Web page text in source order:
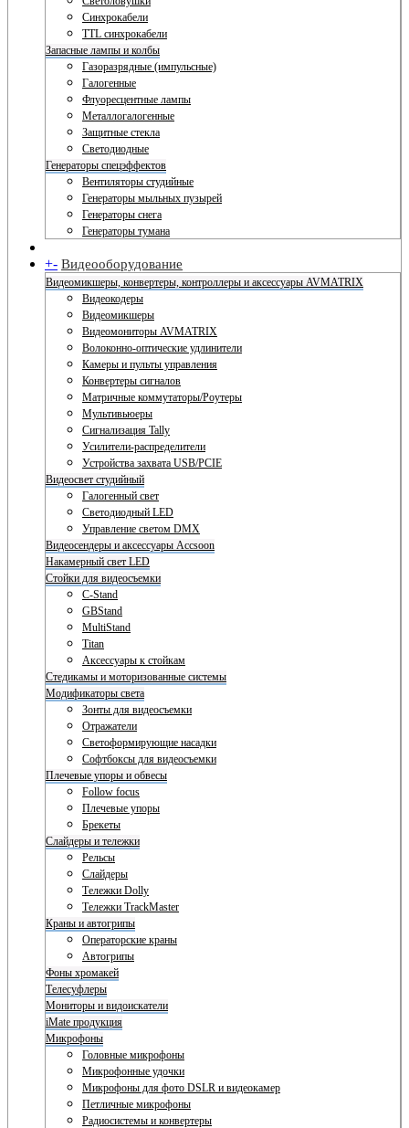
Синхрокабели
TTL синхрокабели
Запасные лампы и колбы
Газоразрядные (импульсные)
Галогенные
Флуоресцентные лампы
Металлогалогенные
Защитные стекла
Светодиодные
Генераторы спецэффектов
Вентиляторы студийные
Генераторы мыльных пузырей
Генераторы снега
Генераторы тумана
+- Видеооборудование
Видеомикшеры, конвертеры, контроллеры и аксессуары AVMATRIX
Видеокодеры
Видеомикшеры
Видеомониторы AVMATRIX
Волоконно-оптические удлинители
Камеры и пульты управления
Конвертеры сигналов
Матричные коммутаторы/Роутеры
Мультивьюеры
Сигнализация Tally
Усилители-распределители
Устройства захвата USB/PCIE
Видеосвет студийный
Галогенный свет
Светодиодный LED
Управление светом DMX
Видеосендеры и аксессуары Accsoon
Накамерный свет LED
Стойки для видеосъемки
C-Stand
GBStand
MultiStand
Titan
Аксессуары к стойкам
Стедикамы и моторизованные системы
Модификаторы света
Зонты для видеосъемки
Отражатели
Светоформирующие насадки
Софтбоксы для видеосъемки
Плечевые упоры и обвесы
Follow focus
Плечевые упоры
Брекеты
Слайдеры и тележки
Рельсы
Слайдеры
Тележки Dolly
Тележки TrackMaster
Краны и автогрипы
Операторские краны
Автогрипы
Фоны хромакей
Телесуфлеры
Мониторы и видоискатели
iMate продукция
Микрофоны
Головные микрофоны
Микрофонные удочки
Микрофоны для фото DSLR и видеокамер
Петличные микрофоны
Радиосистемы и конвертеры